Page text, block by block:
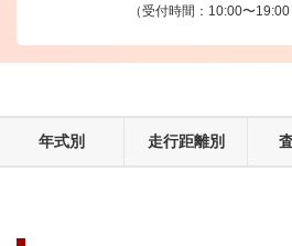
（受付時間：10:00〜19:00
年式別 走行距離別